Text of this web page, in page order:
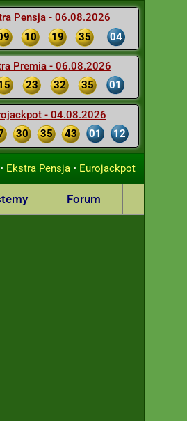
Pensja - 06.08.2026
10 19 35 04
Premia - 06.08.2026
23 32 35 01
- 04.08.2026
30 35 43 01 12
Ekstra Pensja• Eurojackpot
Forum